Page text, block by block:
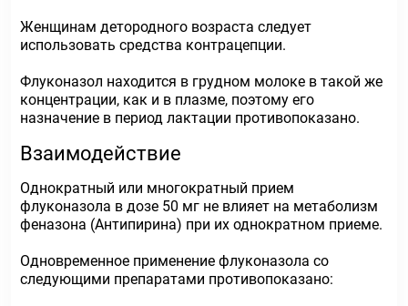
Женщинам детородного возраста следует
использовать средства контрацепции.
Флуконазол находится в грудном молоке в такой же
концентрации, как и в плазме, поэтому его
назначение в период лактации противопоказано.
Взаимодействие
Однократный или многократный прием
флуконазола в дозе 50 мг не влияет на метаболизм
феназона (Антипирина) при их однократном приеме.
Одновременное применение флуконазола со
следующими препаратами противопоказано: